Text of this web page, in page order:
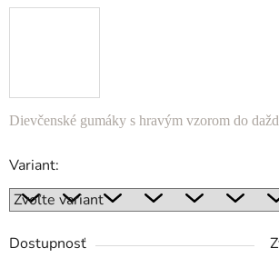
Dievčenské gumáky s hravým vzorom do
Variant:
Dostupnosť